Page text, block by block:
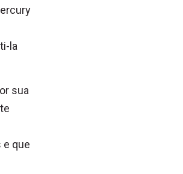
la
sua
e que